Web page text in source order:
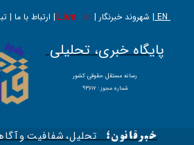
EN | شهروند خبرنگار | | ارتباط با ما
Live
پایگاه خبری، تحلیلی
​​​​رسانه مستقل حقوقی کشور
شماره مجوز : ۹۳۶۱۷
خبرقانون؛ تحلیل، شفافیت و